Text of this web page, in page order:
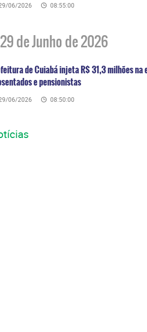
06/2026 08:55:00
de Junho de 2026
de Cuiabá injeta R$ 31,3 milhões na
e pensionistas
06/2026 08:50:00